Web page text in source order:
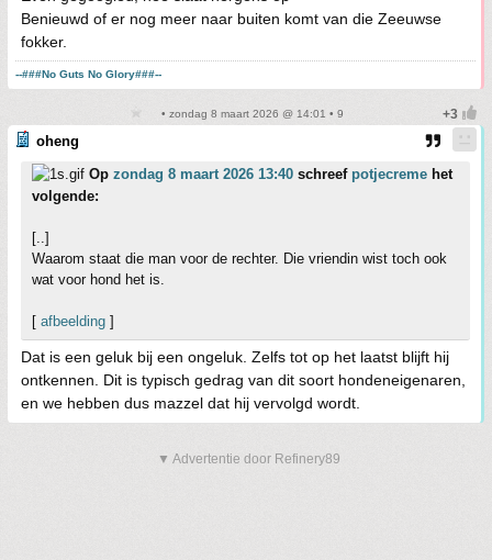
Benieuwd of er nog meer naar buiten komt van die Zeeuwse
fokker.
--###No Guts No Glory###--
• zondag 8 maart 2026 @ 14:01 • 9
oheng
Op zondag 8 maart 2026 13:40 schreef potjecreme het
volgende:
[..]
Waarom staat die man voor de rechter. Die vriendin wist toch ook
wat voor hond het is.
[ afbeelding ]
Dat is een geluk bij een ongeluk. Zelfs tot op het laatst blijft hij
ontkennen. Dit is typisch gedrag van dit soort hondeneigenaren,
en we hebben dus mazzel dat hij vervolgd wordt.
▼ Advertentie door Refinery89